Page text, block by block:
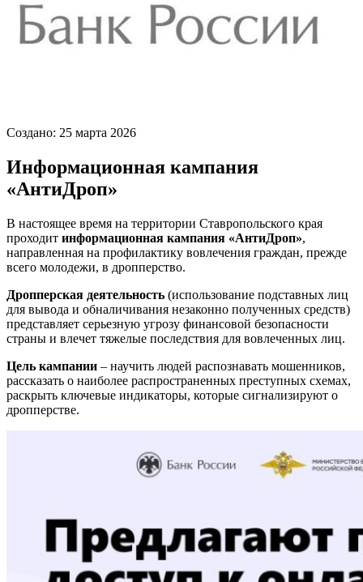
Создано: 25 марта 2026
Информационная кампания
«АнтиДроп»
В настоящее время на территории Ставропольского края
проходит информационная кампания «АнтиДроп»,
направленная на профилактику вовлечения граждан, прежде
всего молодежи, в дропперство.
Дропперская деятельность (использование подставных лиц
для вывода и обналичивания незаконно полученных средств)
представляет серьезную угрозу финансовой безопасности
страны и влечет тяжелые последствия для вовлеченных лиц.
Цель кампании – научить людей распознавать мошенников,
рассказать о наиболее распространенных преступных схемах,
раскрыть ключевые индикаторы, которые сигнализируют о
дропперстве.